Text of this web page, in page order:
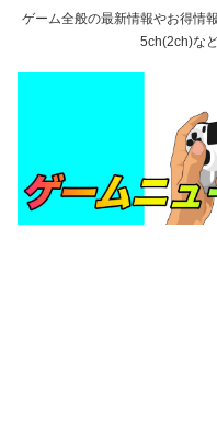
ゲーム全般の最新情報やお得情
5ch(2ch)な